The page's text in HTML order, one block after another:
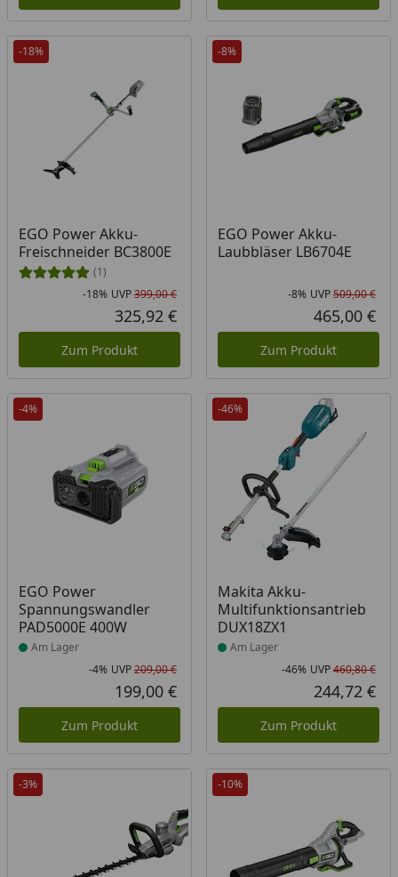
-18%
EGO Power Akku-
Freischneider BC3800E
(1)
Rabatt in Prozent
-18%
Ursprünglicher Preis
UVP399,00 €
Aktueller Preis
325,92 €
Zum Produkt
-8%
EGO Power Akku-
Laubbläser LB6704E
-8% UVP509,00 €
465,00 €
Zum Produkt
-4%
EGO Power
Spannungswandler
PAD5000E 400W
Produkt am Lager
Am Lager
Rabatt in Prozent
-4%
Ursprünglicher Preis
UVP209,00 €
Aktueller Preis
199,00 €
Zum Produkt
-46%
Makita Akku-
Multifunktionsantrieb
DUX18ZX1
Produkt am Lager
Am Lager
-46% UVP460,80 €
244,72 €
Zum Produkt
-3% -10%